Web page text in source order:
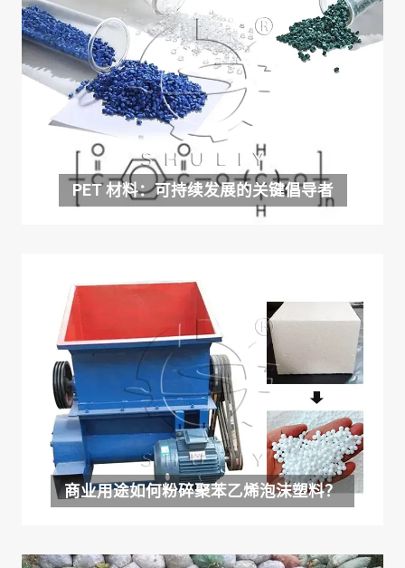
PET 材料：可持续发展的关键倡导者
商业用途如何粉碎聚苯乙烯泡沫塑料？